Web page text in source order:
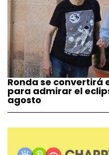
Ronda se convertirá
para admirar el
agosto